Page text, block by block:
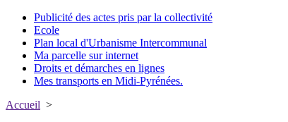
Publicité des actes pris par la collectivité
Ecole
Plan local d'Urbanisme Intercommunal
Ma parcelle sur internet
Droits et démarches en lignes
Mes transports en Midi-Pyrénées.
Accueil >